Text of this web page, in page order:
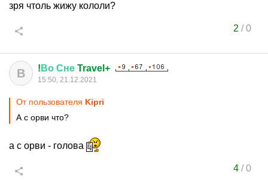
зря чтоль жижу кололи?
2 /0
В ! Во Сне Travel+
15:50, 21.12.2021
От пользователя Kipri
А с орви что?
а с орви - голова
4/0